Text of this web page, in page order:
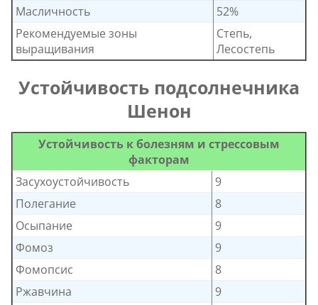
Масличность
52%
Рекомендуемые зоны
выращивания
Степь,
Лесостепь
Устойчивость подсолнечника
Шенон
Устойчивость к болезням и стрессовым
факторам
Засухоустойчивость
9
Полегание
8
Осыпание
9
Фомоз
9
Фомопсис
8
Ржавчина
9